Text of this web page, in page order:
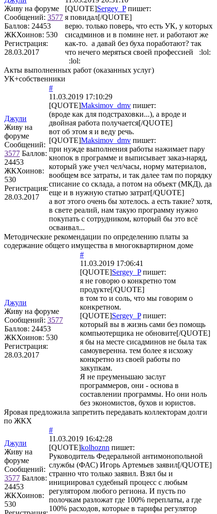
Живу на форуме
Сообщений: 3577
Баллов: 24453
ЖКХоинов: 530
Регистрация:
28.03.2017
[QUOTE]Sergey_Pпишет:
я повидал[/QUOTE]
верю. только поверь, что есть УК, у которых
сисадминов и в помине нет. и работают же
как-то. а давай без буха поработают? так
что нечего меряться своей профессией :lol:
:lol:
Акты выполненных работ (оказанных услуг)
УК+собственники
Джули
Живу на
форуме
Сообщений:
3577 Баллов:
24453
ЖКХоинов:
530
Регистрация:
28.03.2017
#
11.03.2019 17:10:29
[QUOTE]Maksimov_dmv пишет:
(вроде как для подстраховки...), а вроде и
двойная работа получается[/QUOTE]
вот об этом я и веду речь.
[QUOTE]Maksimov_dmv пишет:
при нужде выполнения работы нажимает пару
кнопок в программе и выписывает заказ-наряд,
который уже учел чел/часы, норму материалов,
вообщем все затраты, и так далее там по порядку
списание со склада, а потом на объект (МКД), да
еще и в нужную статью затрат[/QUOTE]
а вот этого очень бы хотелось. а есть такие? хотя,
в свете реалий, нам такую программу нужно
покупать с сотрудником, который бы это всё
осваивал...
Методические рекомендации по определению платы за
содержание общего имущества в многоквартирном доме
Джули
Живу на форуме
Сообщений: 3577
Баллов: 24453
ЖКХоинов: 530
Регистрация:
28.03.2017
#
11.03.2019 17:06:41
[QUOTE]Sergey_Pпишет:
я не говорю о конкретно том
продукте[/QUOTE]
в том то и соль, что мы говорим о
конкретном.
[QUOTE]Sergey_Pпишет:
который вы в жизнь сами без помощь
компьютерщика не обновите[/QUOTE]
я бы на месте сисадминов не была так
самоуверенна. тем более я исхожу
конкретно из своей работы по
закупкам.
Я не преуменьшаю заслуг
программеров, они - основа в
составлении программы. Но они ноль
без экономистов, бухов и юристов.
Яровая предложила запретить передавать коллекторам долги
по ЖКХ
Джули
Живу на
форуме
Сообщений:
3577 Баллов:
24453
ЖКХоинов:
530
#
11.03.2019 16:42:28
[QUOTE]kolhoznn пишет:
Руководитель Федеральной антимонопольной
службы (ФАС) Игорь Артемьев заявил[/QUOTE]
странно что только заявил. Взял бы и
инициировал судебный процесс с любым
регулятором любого региона. И пусть по
полочкам разложат где 100% переплаты, а где
100% расходов, которые в тарифы регулятор